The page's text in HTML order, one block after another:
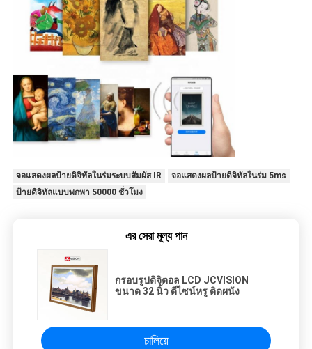
จอแสดงผลป้ายดิจิทัลในร่มระบบสัมผัส IR
จอแสดงผลป้ายดิจิทัลในร่ม 5ms
ป้ายดิจิทัลแบบพกพา 50000 ชั่วโมง
এর সেরা মূল্য পান
กรอบรูปดิจิตอล LCD JCVISION
ขนาด 32 นิ้ว ดีไซน์หรู ติดผนัง
চালিয়ে